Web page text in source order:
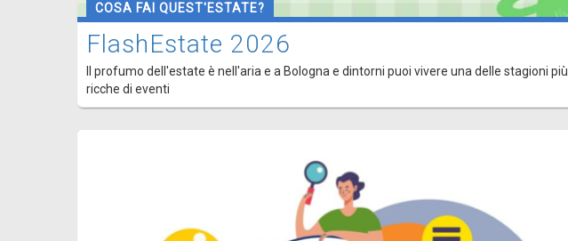
COSA FAI QUEST'ESTATE?
FlashEstate 2026
Il profumo dell'estate è nell'aria e a Bologna e dintorni puoi vivere una delle stagioni più
ricche di eventi